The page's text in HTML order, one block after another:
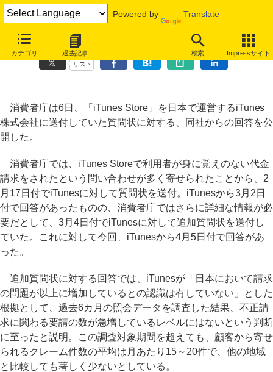
Powered by Translate
カテゴリ 過去記事 検索 Impressサイト
iTunes社が不当請求問題で検知システム導入へ、消費者庁に回答
リスト
消費者庁は6日、「iTunes Store」を日本で運営するiTunes
株式会社に送付していた質問状に対する、同社からの回答を公
開した。
消費者庁では、iTunes Storeで利用者が身に覚えのない代金
請求をされたという問い合わせが多く寄せられたことから、2
月17日付でiTunesに対して質問状を送付。iTunesから3月2日
付で回答があったものの、消費者庁ではさらに詳細な情報が必
要だとして、3月4日付でiTunesに対して追加質問状を送付し
ていた。これに対して今回、iTunesから4月5日付で回答があ
った。
追加質問状に対する回答では、iTunesが「日本において請求
の問題が以上に増加しているとの認識は有していない」とした
根拠として、過去6カ月の照会データを調査した結果、不正請
求に関わる要請の数が急増しているレベルにはないという判断
に至ったと説明。この調査対象期間を超えても、顧客から寄せ
られるクレーム件数の平均は月あたり15～20件で、他の地域
と比較しても著しく少ないとしている。